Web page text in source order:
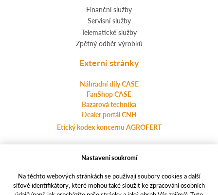
Finanční služby
Servisní služby
Telematické služby
Zpětný odběr výrobků
Externí stránky
Náhradní díly CASE
FanShop CASE
Bazarová technika
Dealer portál CNH
Etický kodex koncernu AGROFERT
Ochrana osobních údajů
agrotec.cz
a-finance.cz
Nastavení soukromí
Na těchto webových stránkách se používají soubory cookies a další
síťové identifikátory, které mohou také sloužit ke zpracování osobních